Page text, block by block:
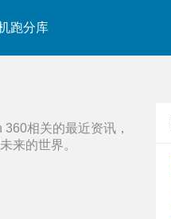
跑分库
360相关的最近资讯，
来的世界。